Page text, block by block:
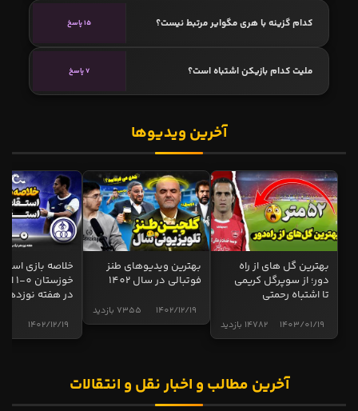
کدام گزینه با هری مگوایر مرتبط نیست؟ 15 پاسخ
ملیت کدام بازیکن اشتباه است؟ 7 پاسخ
آخرین ویدیوها
بهترین گل های از راه
دور؛ از سوپرگل کریمی
تا اشتباه رحمتی
14782 بازدید 1403/01/19
بهترین ویدیوهای طنز
فوتبالی در سال 1402
7355 بازدید 1402/12/19
خلاصه بازی
در هفته نوزدهم
1402/12/19
آخرین مطالب و اخبار نقل و انتقالات